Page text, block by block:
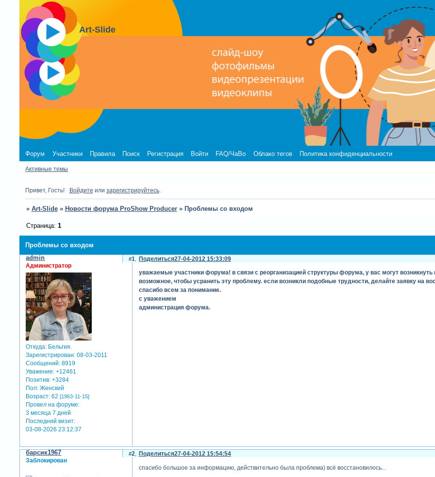
Art-Slide
Форум Участники Правила Поиск Регистрация Войти FAQ/ЧаВо Облако тегов Политика конфиденциальности
Активные темы
Привет, Гость! Войдите или зарегистрируйтесь.
» Art-Slide » Новости форума ProShow Producer » Проблемы со входом
Проблемы со входом
Страница: 1
Поделиться
1 27-04-2012 15:33:09
admin
Администратор
Откуда: Бельгия.
Зарегистрирован: 08-03-2011
Сообщений: 8919
Уважение: +12461
Позитив: +3284
Пол: Женский
Возраст: 62[1963-11-15]
Провел на форуме:
3 месяца 7 дней
Последний визит:
03-08-2026 23:12:37
уважаемые участники форума! в связи с реорганизацией структуры форума, у вас могут
возможное, чтобы усранить эту проблему. если возникли подобные трудности, делайте заявку на
спасибо всем за понимание.
с уважением
администрация форума.
Поделиться
2 27-04-2012 15:54:54
барсик1967
Заблокирован
спасибо большое за информацию, действительно была проблема) всё восстановилось...